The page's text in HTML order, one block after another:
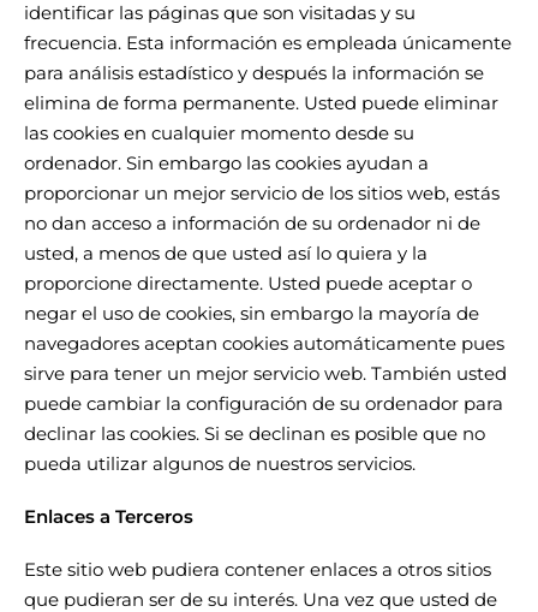
identificar las páginas que son visitadas y su
frecuencia. Esta información es empleada únicamente
para análisis estadístico y después la información se
elimina de forma permanente. Usted puede eliminar
las cookies en cualquier momento desde su
ordenador. Sin embargo las cookies ayudan a
proporcionar un mejor servicio de los sitios web, estás
no dan acceso a información de su ordenador ni de
usted, a menos de que usted así lo quiera y la
proporcione directamente. Usted puede aceptar o
negar el uso de cookies, sin embargo la mayoría de
navegadores aceptan cookies automáticamente pues
sirve para tener un mejor servicio web. También usted
puede cambiar la configuración de su ordenador para
declinar las cookies. Si se declinan es posible que no
pueda utilizar algunos de nuestros servicios.
Enlaces a Terceros
Este sitio web pudiera contener enlaces a otros sitios
que pudieran ser de su interés. Una vez que usted de